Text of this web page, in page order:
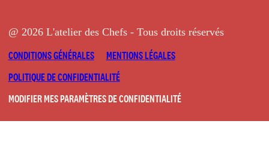
@ 2026 L'atelier des Chefs - Tous droits réservés
CONDITIONS GÉNÉRALES
MENTIONS LÉGALES
POLITIQUE DE CONFIDENTIALITÉ
MODIFIER MES PARAMÈTRES DE CONFIDENTIALITÉ